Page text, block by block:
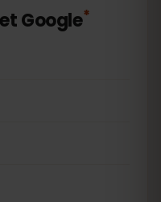
Google*